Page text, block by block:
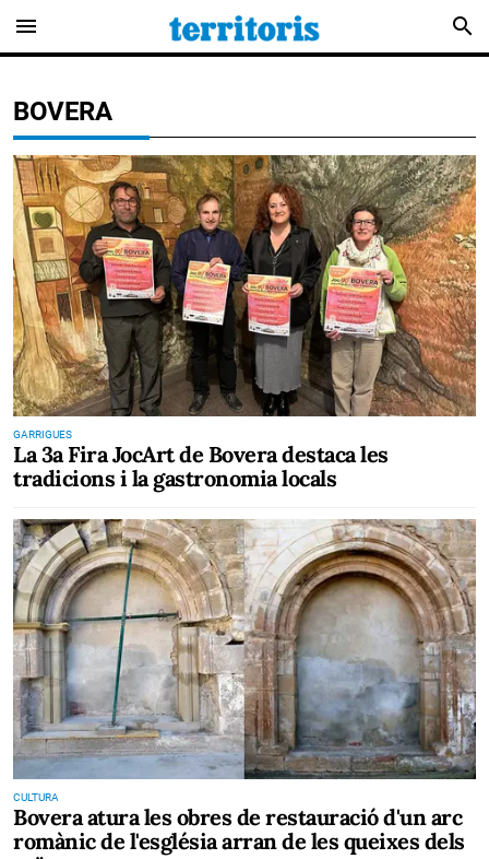
menu search
BOVERA
GARRIGUES
La 3a Fira JocArt de Bovera destaca les
tradicions i la gastronomia locals
CULTURA
Bovera atura les obres de restauració d'un arc
romànic de l'església arran de les queixes dels